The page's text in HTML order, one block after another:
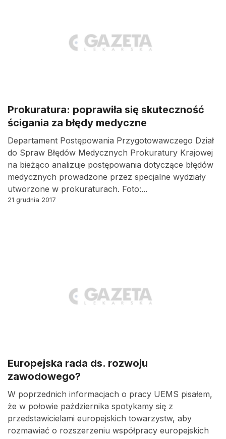
Prokuratura: poprawiła się skuteczność
ścigania za błędy medyczne
Departament Postępowania Przygotowawczego Dział
do Spraw Błędów Medycznych Prokuratury Krajowej
na bieżąco analizuje postępowania dotyczące błędów
medycznych prowadzone przez specjalne wydziały
utworzone w prokuraturach. Foto:...
21 grudnia 2017
Europejska rada ds. rozwoju
zawodowego?
W poprzednich informacjach o pracy UEMS pisałem,
że w połowie października spotykamy się z
przedstawicielami europejskich towarzystw, aby
rozmawiać o rozszerzeniu współpracy europejskich